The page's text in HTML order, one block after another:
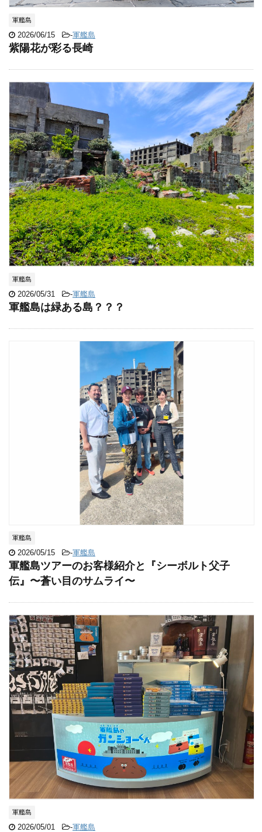
軍艦島
2026/06/15 -軍艦島
紫陽花が彩る長崎
軍艦島
2026/05/31 -軍艦島
軍艦島は緑ある島？？？
軍艦島
2026/05/15 -軍艦島
軍艦島ツアーのお客様紹介と『シーボルト父子
伝』〜蒼い目のサムライ〜
軍艦島
2026/05/01 -軍艦島